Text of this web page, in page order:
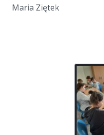
Maria Ziętek